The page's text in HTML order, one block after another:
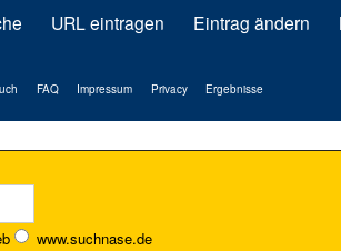
URL eintragen Eintrag ändern
FAQ Impressum Privacy Ergebnisse
www.suchnase.de